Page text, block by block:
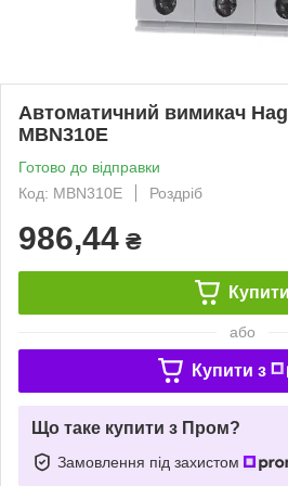
Автоматичний вимикач
MBN310E
Готово до відправки
Код: MBN310E
Роздріб
986,44 ₴
Купити
або
Купити з
Що таке купити з Пром?
Замовлення під захистом